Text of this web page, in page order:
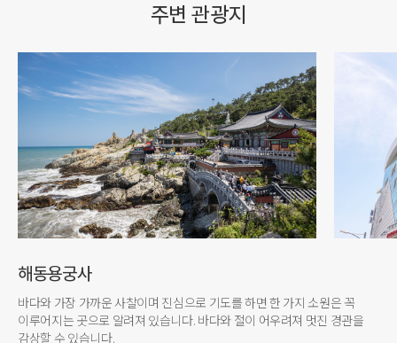
주변 관광지
해동용궁사
바다와 가장 가까운 사찰이며 진심으로 기도를 하면 한 가지 소원은 꼭
이루어지는 곳으로 알려져 있습니다. 바다와 절이 어우려져 멋진 경관을
감상할 수 있습니다.